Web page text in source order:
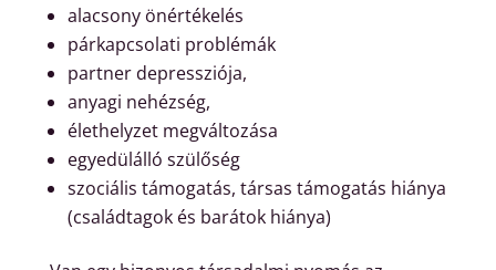
alacsony önértékelés
párkapcsolati problémák
partner depressziója,
anyagi nehézség,
élethelyzet megváltozása
egyedülálló szülőség
szociális támogatás, társas támogatás hiánya
(családtagok és barátok hiánya)